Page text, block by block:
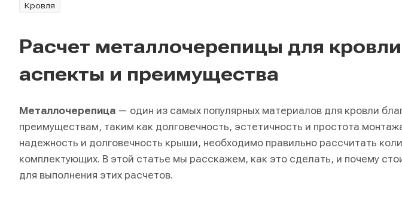
Кровля
Расчет металлочерепицы для
аспекты и преимущества
Металлочерепица — один из самых популярных материалов для кровли
преимуществам, таким как долговечность, эстетичность и простота
надежность и долговечность крыши, необходимо правильно рассчитать
комплектующих. В этой статье мы расскажем, как это сделать, и почему
для выполнения этих расчетов.